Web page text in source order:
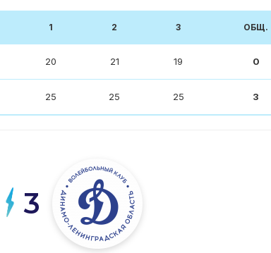
1 2 3 ОБЩ.
20 21 19 0
25 25 25 3
3